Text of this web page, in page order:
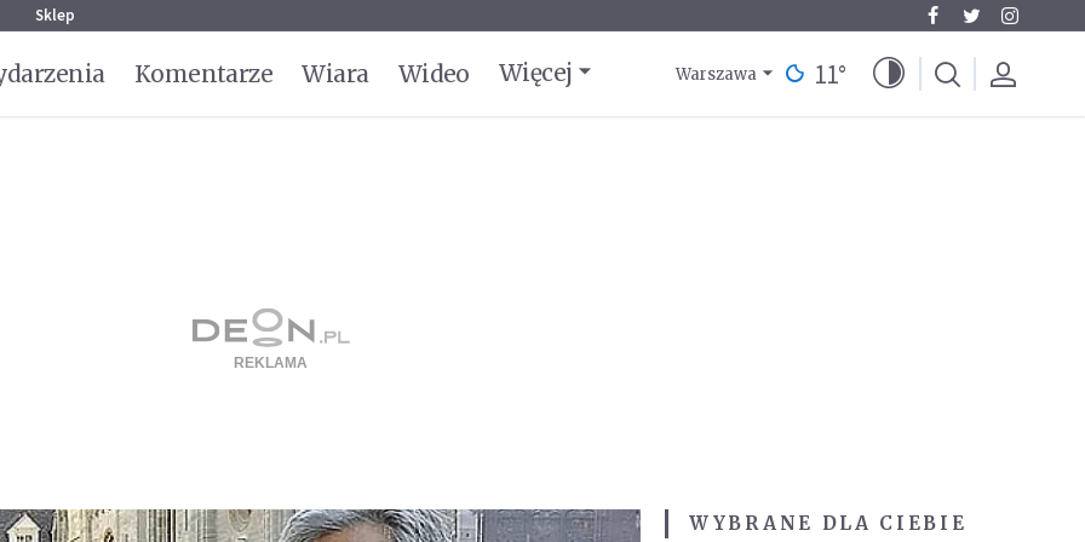
Sklep
Komentarze Wiara Wideo Więcej Warszawa 11°
WYBRANE DLA CIEBIE